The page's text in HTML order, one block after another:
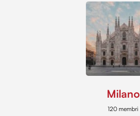
Milano
120 membri